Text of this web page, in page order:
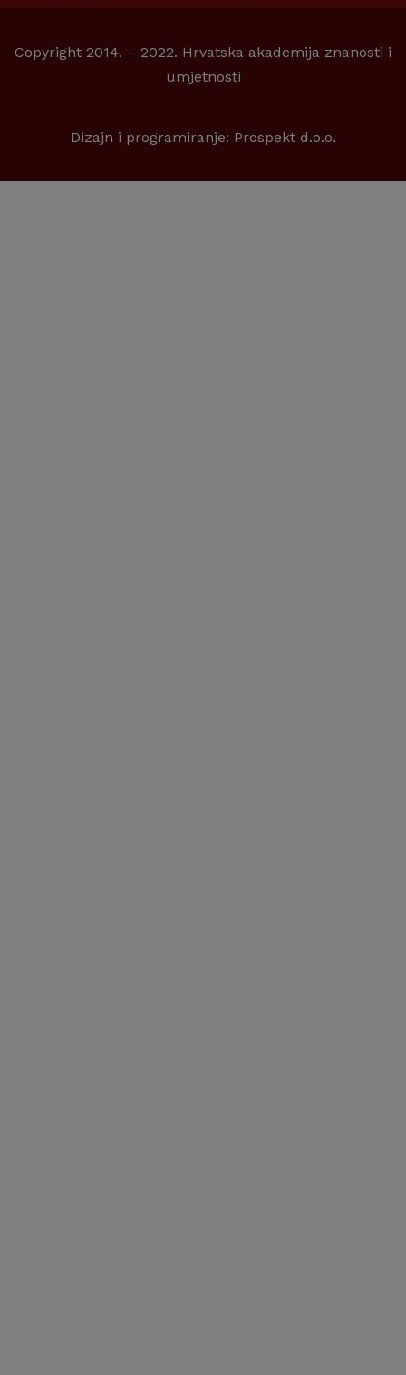
Copyright 2014. – 2022. Hrvatska akademija znanosti i
umjetnosti
Dizajn i programiranje: Prospekt d.o.o.